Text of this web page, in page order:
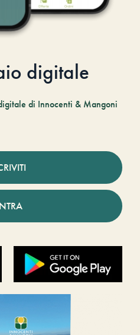
digitale
di Innocenti & Mangoni